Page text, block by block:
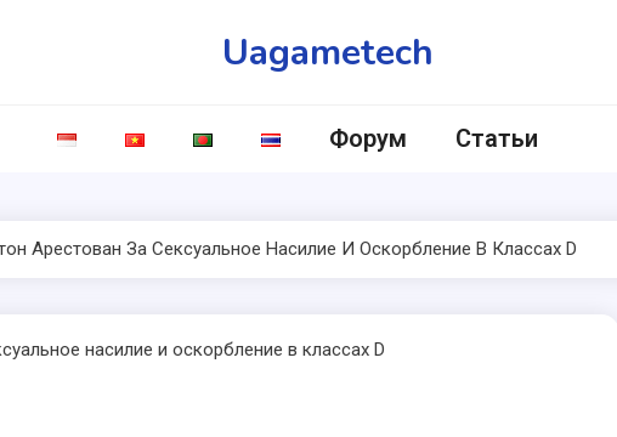
Uagametech
Форум Статьи
Арестован За Сексуальное Насилие И Оскорбление В Классах D